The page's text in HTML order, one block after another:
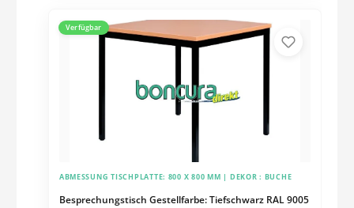
Verfügbar
Besprechungstisch Gestellfarbe: Tiefschwarz RAL 9005
ABMESSUNG TISCHPLATTE: 800 X 800 MM | DEKOR : BUCHE